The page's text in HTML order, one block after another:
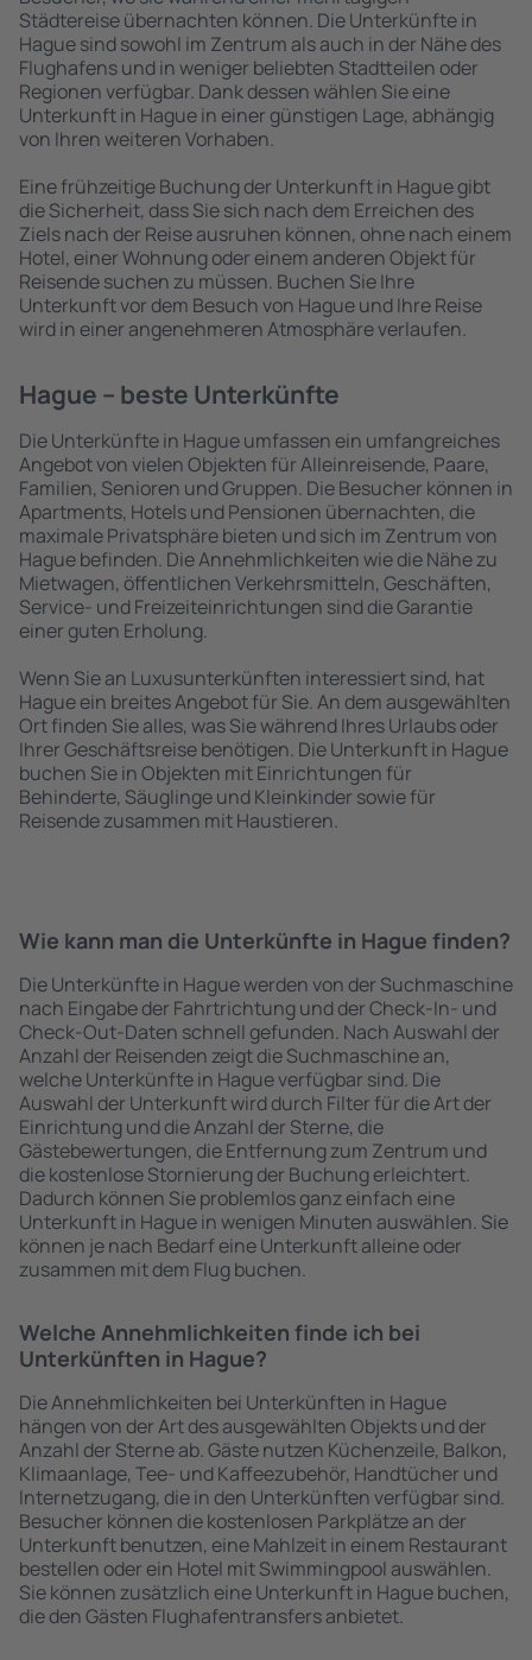
Städtereise übernachten können. Die Unterkünfte in
Hague sind sowohl im Zentrum als auch in der Nähe des
Flughafens und in weniger beliebten Stadtteilen oder
Regionen verfügbar. Dank dessen wählen Sie eine
Unterkunft in Hague in einer günstigen Lage, abhängig
von Ihren weiteren Vorhaben.
Eine frühzeitige Buchung der Unterkunft in Hague gibt
die Sicherheit, dass Sie sich nach dem Erreichen des
Ziels nach der Reise ausruhen können, ohne nach einem
Hotel, einer Wohnung oder einem anderen Objekt für
Reisende suchen zu müssen. Buchen Sie Ihre
Unterkunft vor dem Besuch von Hague und Ihre Reise
wird in einer angenehmeren Atmosphäre verlaufen.
Hague – beste Unterkünfte
Die Unterkünfte in Hague umfassen ein umfangreiches
Angebot von vielen Objekten für Alleinreisende, Paare,
Familien, Senioren und Gruppen. Die Besucher können in
Apartments, Hotels und Pensionen übernachten, die
maximale Privatsphäre bieten und sich im Zentrum von
Hague befinden. Die Annehmlichkeiten wie die Nähe zu
Mietwagen, öffentlichen Verkehrsmitteln, Geschäften,
Service- und Freizeiteinrichtungen sind die Garantie
einer guten Erholung.
Wenn Sie an Luxusunterkünften interessiert sind, hat
Hague ein breites Angebot für Sie. An dem ausgewählten
Ort finden Sie alles, was Sie während Ihres Urlaubs oder
Ihrer Geschäftsreise benötigen. Die Unterkunft in Hague
buchen Sie in Objekten mit Einrichtungen für
Behinderte, Säuglinge und Kleinkinder sowie für
Reisende zusammen mit Haustieren.
Wie kann man die Unterkünfte in Hague finden?
Die Unterkünfte in Hague werden von der Suchmaschine
nach Eingabe der Fahrtrichtung und der Check-In- und
Check-Out-Daten schnell gefunden. Nach Auswahl der
Anzahl der Reisenden zeigt die Suchmaschine an,
welche Unterkünfte in Hague verfügbar sind. Die
Auswahl der Unterkunft wird durch Filter für die Art der
Einrichtung und die Anzahl der Sterne, die
Gästebewertungen, die Entfernung zum Zentrum und
die kostenlose Stornierung der Buchung erleichtert.
Dadurch können Sie problemlos ganz einfach eine
Unterkunft in Hague in wenigen Minuten auswählen. Sie
können je nach Bedarf eine Unterkunft alleine oder
zusammen mit dem Flug buchen.
Welche Annehmlichkeiten finde ich bei
Unterkünften in Hague?
Die Annehmlichkeiten bei Unterkünften in Hague
hängen von der Art des ausgewählten Objekts und der
Anzahl der Sterne ab. Gäste nutzen Küchenzeile, Balkon,
Klimaanlage, Tee- und Kaffeezubehör, Handtücher und
Internetzugang, die in den Unterkünften verfügbar sind.
Besucher können die kostenlosen Parkplätze an der
Unterkunft benutzen, eine Mahlzeit in einem Restaurant
bestellen oder ein Hotel mit Swimmingpool auswählen.
Sie können zusätzlich eine Unterkunft in Hague buchen,
die den Gästen Flughafentransfers anbietet.